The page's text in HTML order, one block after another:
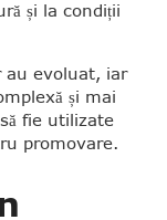
și la condiții
au evoluat, iar
și mai
fie utilizate
promovare.